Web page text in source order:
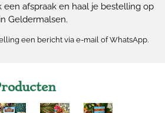
een afspraak en haal je bestelling op
in Geldermalsen.
een bericht via e-mail of WhatsApp.